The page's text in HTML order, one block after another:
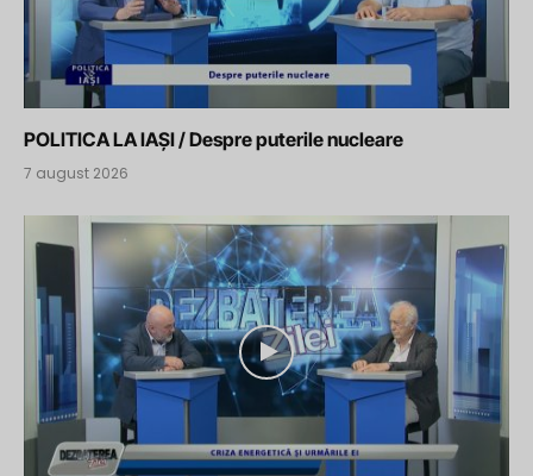
POLITICA LA IAȘI / Despre puterile nucleare
7 august 2026